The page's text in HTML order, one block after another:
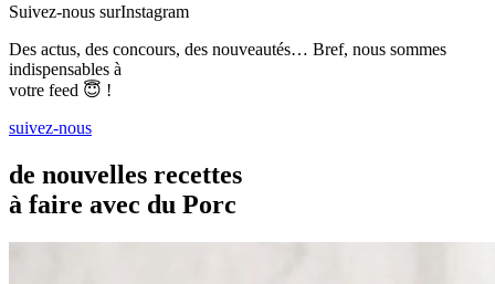
Suivez-nous surInstagram
Des actus, des concours, des nouveautés… Bref, nous sommes
indispensables à
votre feed 😇 !
suivez-nous
de nouvelles recettes
à faire avec du Porc